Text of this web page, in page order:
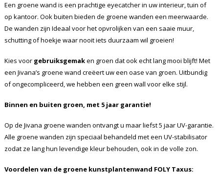
Een groene wand is een prachtige eyecatcher in uw interieur, tuin of
op kantoor. Ook buiten bieden de groene wanden een meerwaarde.
De wanden zijn Ideaal voor het opvrolijken van een saaie muur,
schutting of hoekje waar nooit iets duurzaam wil groeien!
Kies voor gebruiksgemaken groen dat ook echt lang mooi blijft! Met
een Jivana’s groene wand creëert uw een oase van groen. Uitbundig
of ongecompliceerd, we hebben een green wall voor elke stijl.
Binnen en buiten groen, met 5 jaar garantie!
Op de Jivana groene wanden ontvangt u maar liefst 5 jaar UV-garantie.
Alle groene wanden zijn speciaal behandeld met een UV-stabilisator
zodat ze lang hun levendige kleur behouden, ook in de volle zon.
Voordelen van de groene kunstplantenwand FOLY Taxus: